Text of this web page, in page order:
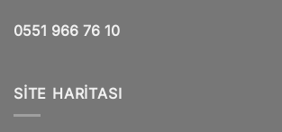
0551 966 76 10
SITE HARITASI